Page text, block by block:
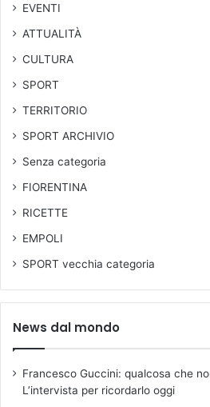
EVENTI
ATTUALITÀ
CULTURA
SPORT
TERRITORIO
SPORT ARCHIVIO
Senza categoria
FIORENTINA
RICETTE
EMPOLI
SPORT vecchia categoria
News dal mondo
Francesco Guccini: qualcosa che
L’intervista per ricordarlo oggi